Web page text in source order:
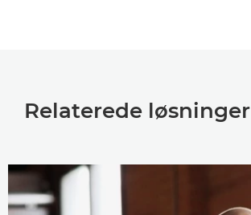
Relaterede løsninger